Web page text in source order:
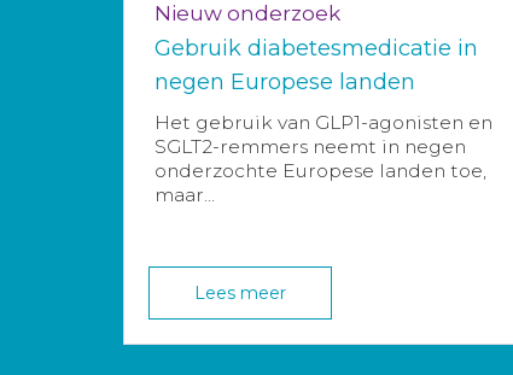
Nieuw onderzoek
Gebruik diabetesmedicatie in
negen Europese landen
Het gebruik van GLP1-agonisten en
SGLT2-remmers neemt in negen
onderzochte Europese landen toe,
maar...
Lees meer